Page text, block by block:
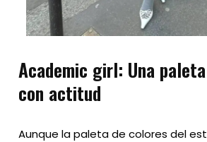
Academic girl: Una
con actitud
Aunque la paleta de colores del